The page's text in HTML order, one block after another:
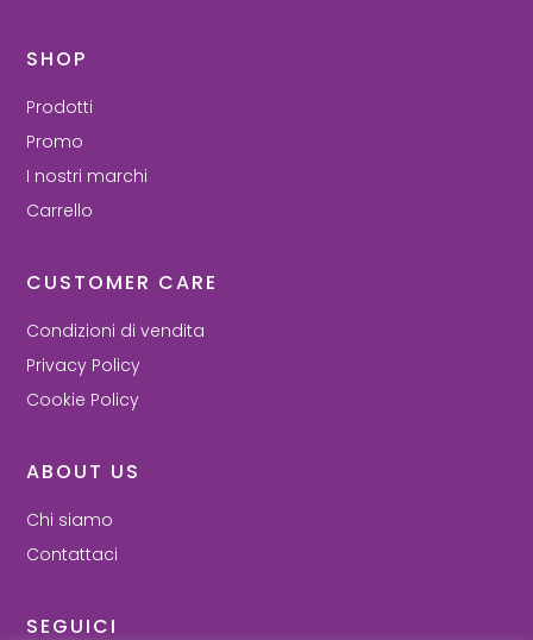
SHOP
Prodotti
Promo
I nostri marchi
Carrello
CUSTOMER CARE
Condizioni di vendita
Privacy Policy
Cookie Policy
ABOUT US
Chi siamo
Contattaci
SEGUICI